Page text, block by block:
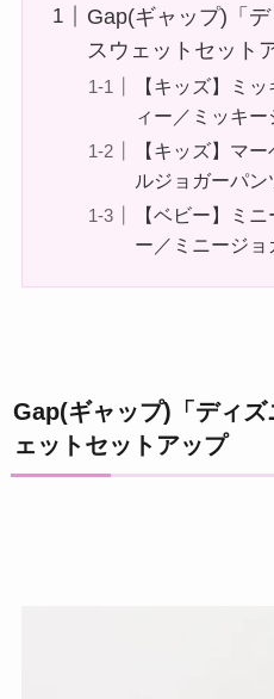
Gap(ギャップ)「デ
スウェットセット
【キッズ】ミ
ィー／ミッキ
【キッズ】マ
ルジョガーパン
【ベビー】ミ
ー／ミニージョ
Gap(ギャップ)「ディ
ェットセットアップ